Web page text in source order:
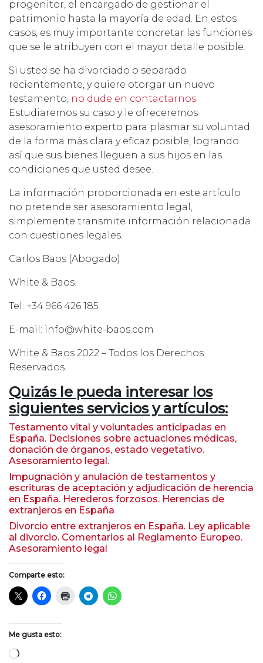
progenitor, el encargado de gestionar el
patrimonio hasta la mayoría de edad. En estos
casos, es muy importante concretar las funciones
que se le atribuyen con el mayor detalle posible.
Si usted se ha divorciado o separado
recientemente, y quiere otorgar un nuevo
testamento, no dude en contactarnos
Estudiaremos su caso y le ofreceremos
asesoramiento experto para plasmar su voluntad
de la forma más clara y eficaz posible, logrando
así que sus bienes lleguen a sus hijos en las
condiciones que usted desee.
La información proporcionada en este artículo
no pretende ser asesoramiento legal,
simplemente transmite información relacionada
con cuestiones legales.
Carlos Baos (Abogado)
White & Baos.
Tel: +34 966 426 185
E-mail: info@white-baos.com
White & Baos 2022 – Todos los Derechos
Reservados.
Quizás le pueda interesar los
siguientes servicios y artículos:
Testamento vital y voluntades anticipadas en
España. Decisiones sobre actuaciones médicas,
donación de órganos, estado vegetativo.
Asesoramiento legal.
Impugnación y anulación de testamentos y
escrituras de aceptación y adjudicación de herencia
en España. Herederos forzosos. Herencias de
extranjeros en España
Divorcio entre extranjeros en España. Ley aplicable
al divorcio. Comentarios al Reglamento Europeo.
Asesoramiento legal
Comparte esto:
Me gusta esto:
Cargando...